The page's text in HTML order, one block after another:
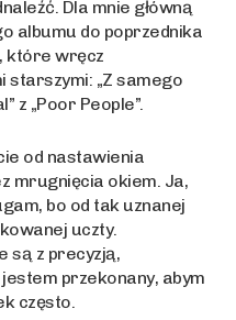
Dla mnie główną
albumu do poprzednika
które wręcz
starszymi: „Z samego
z „Poor People”.
od nastawienia
mrugnięcia okiem. Ja,
bo od tak uznanej
uczty.
są z precyzją,
przekonany, abym
często.